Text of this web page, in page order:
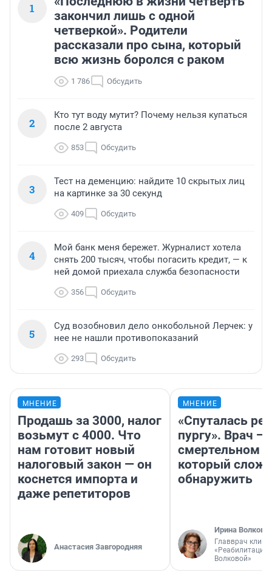
1
закончил лишь с одной
четверкой». Родители
рассказали про сына, который
всю жизнь боролся с раком
1 786 Обсудить
2
Кто тут воду мутит? Почему нельзя купаться
после 2 августа
853 Обсудить
3
Тест на деменцию: найдите 10 скрытых лиц
на картинке за 30 секунд
409 Обсудить
4
Мой банк меня бережет. Журналист хотела
снять 200 тысяч, чтобы погасить кредит, — к
ней домой приехала служба безопасности
356 Обсудить
5
Суд возобновил дело онкобольной Лерчек: у
нее не нашли противопоказаний
293 Обсудить
МНЕНИЕ
Продашь за 3000, налог
возьмут с 4000. Что
нам готовит новый
налоговый закон — он
коснется импорта и
даже репетиторов
Анастасия Завгородняя
МНЕНИЕ
«Спуталась
пургу». Врач —
смертельном
который
обнаружить
Ирина Волкова
Главврач
«Реабилитация
Волковой»